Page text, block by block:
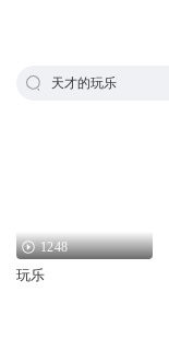
天才的玩乐
1248
玩乐